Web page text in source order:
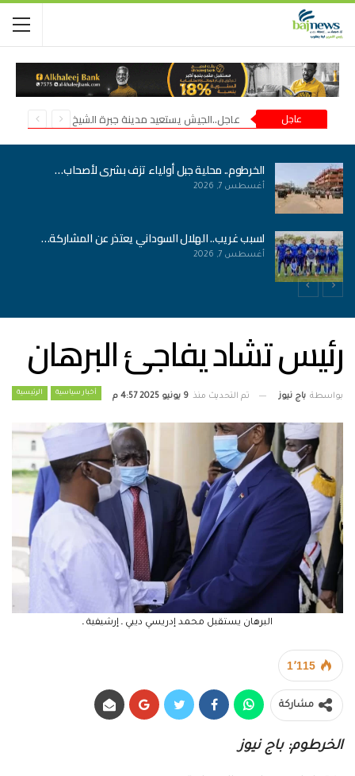
عاجل عاجل..الجيش يستعيد مدينة جبرة الشيخ في شمال كردفان
الخرطوم.. محلية جبل أولياء تزف بشرى لأصحاب…
أغسطس 7, 2026
لسبب غريب.. الهلال السوداني يعتذر عن المشاركة…
أغسطس 7, 2026
رئيس تشاد يفاجئ البرهان
أخبار سياسية الرئيسية بواسطة باج نيوز تم التحديث منذ 9 يونيو 2025 4:57 م
البرهان يستقبل محمد إدريسي ديبي ـ إرشيفية ـ
1٬115
مشاركة
الخرطوم: باج نيوز